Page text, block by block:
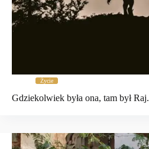
Życie
Gdziekolwiek była ona, tam był Raj.